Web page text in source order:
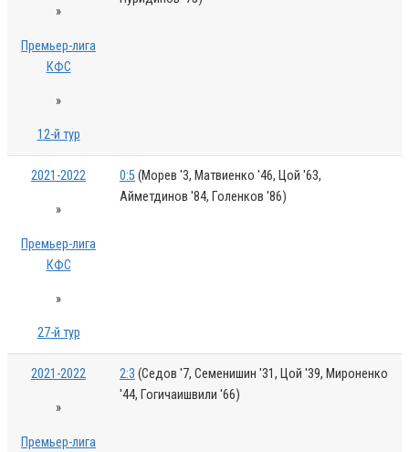
»
Премьер-лига
КФС
»
12-й тур
2021-2022
»
Премьер-лига
КФС
»
27-й тур
0:5(Морев '3, Матвиенко '46, Цой '63,
Айметдинов '84, Голенков '86)
2021-2022
»
Премьер-лига
2:3 (Седов '7, Семенишин '31, Цой '39, Мироненко
'44, Гогичаишвили '66)